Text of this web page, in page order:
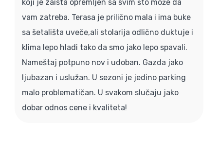
koji je zaista opremljen sa svim što može da
vam zatreba. Terasa je prilično mala i ima buke
sa šetališta uveče,ali stolarija odlično duktuje i
klima lepo hladi tako da smo jako lepo spavali.
Nameštaj potpuno nov i udoban. Gazda jako
ljubazan i uslužan. U sezoni je jedino parking
malo problematičan. U svakom slučaju jako
dobar odnos cene i kvaliteta!